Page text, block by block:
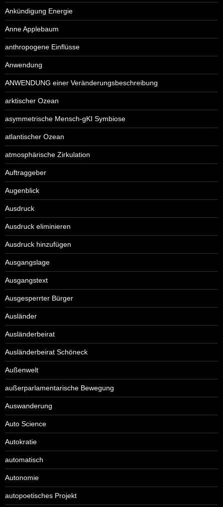
Ankündigung Energie
Anne Applebaum
anthropogene Einflüsse
Anwendung
ANWENDUNG einer Veränderungsbeschreibung
arktischer Ozean
asymmetrische Mensch-gKI Symbiose
atlantischer Ozean
atmosphärische Zirkulation
Auftraggeber
Augenblick
Ausdruck
Ausdruck eliminieren
Ausdruck hinzufügen
Ausgangslage
Ausgangstext
Ausgesperrter Bürger
Ausländer
Ausländerbeirat
Ausländerbeirat Schöneck
Außenwelt
außerparlamentarische Bewegung
Auswanderung
Auto Science
Autokratie
automatisch
Autonomie
autopoetisches Projekt